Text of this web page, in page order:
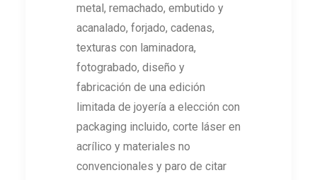
metal, remachado, embutido y
acanalado, forjado, cadenas,
texturas con laminadora,
fotograbado, diseño y
fabricación de una edición
limitada de joyería a elección con
packaging incluido, corte láser en
acrílico y materiales no
convencionales y paro de citar